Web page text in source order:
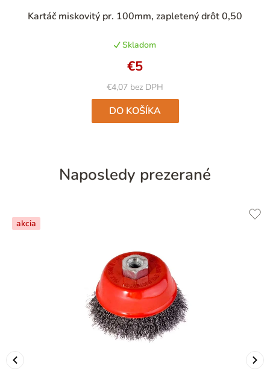
Kartáč miskovitý pr. 100mm, zapletený drôt 0,50
hodnotenie
je
5,0
z
5
hviezdičiek.
Skladom
€4,07 bez DPH
€5
DO KOŠÍKA
Naposledy prezerané
akcia